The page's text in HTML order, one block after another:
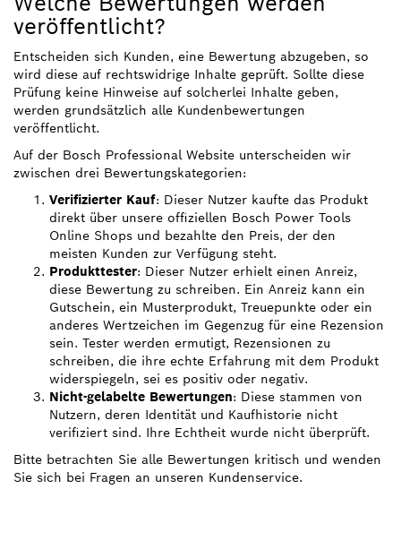
veröffentlicht?
Entscheiden sich Kunden, eine Bewertung abzugeben, so
wird diese auf rechtswidrige Inhalte geprüft. Sollte diese
Prüfung keine Hinweise auf solcherlei Inhalte geben,
werden grundsätzlich alle Kundenbewertungen
veröffentlicht.
Auf der Bosch Professional Website unterscheiden wir
zwischen drei Bewertungskategorien:
Verifizierter Kauf: Dieser Nutzer kaufte das Produkt
direkt über unsere offiziellen Bosch Power Tools
Online Shops und bezahlte den Preis, der den
meisten Kunden zur Verfügung steht.
Produkttester: Dieser Nutzer erhielt einen Anreiz,
diese Bewertung zu schreiben. Ein Anreiz kann ein
Gutschein, ein Musterprodukt, Treuepunkte oder ein
anderes Wertzeichen im Gegenzug für eine Rezension
sein. Tester werden ermutigt, Rezensionen zu
schreiben, die ihre echte Erfahrung mit dem Produkt
widerspiegeln, sei es positiv oder negativ.
Nicht-gelabelte Bewertungen: Diese stammen von
Nutzern, deren Identität und Kaufhistorie nicht
verifiziert sind. Ihre Echtheit wurde nicht überprüft.
Bitte betrachten Sie alle Bewertungen kritisch und wenden
Sie sich bei Fragen an unseren Kundenservice.